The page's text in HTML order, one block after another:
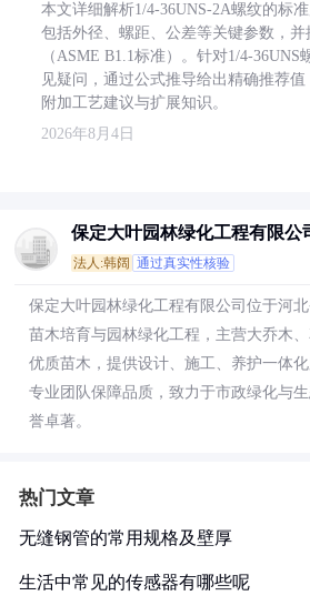
本文详细解析1/4-36UNS-2A螺纹的标
包括外径、螺距、公差等关键参数，
（ASME B1.1标准）。针对1/4-36UNS
见疑问，通过公式推导给出精确推荐
附加工艺建议与扩展知识。
2026年8月4日
保定大叶园林绿化工程有限公
法人:韩阔 通过真实性核验
保定大叶园林绿化工程有限公司位于河
苗木培育与园林绿化工程，主营大乔木
优质苗木，提供设计、施工、养护一体
专业团队保障品质，致力于市政绿化与
誉卓著。
热门文章
无缝钢管的常用规格及壁厚
生活中常见的传感器有哪些呢